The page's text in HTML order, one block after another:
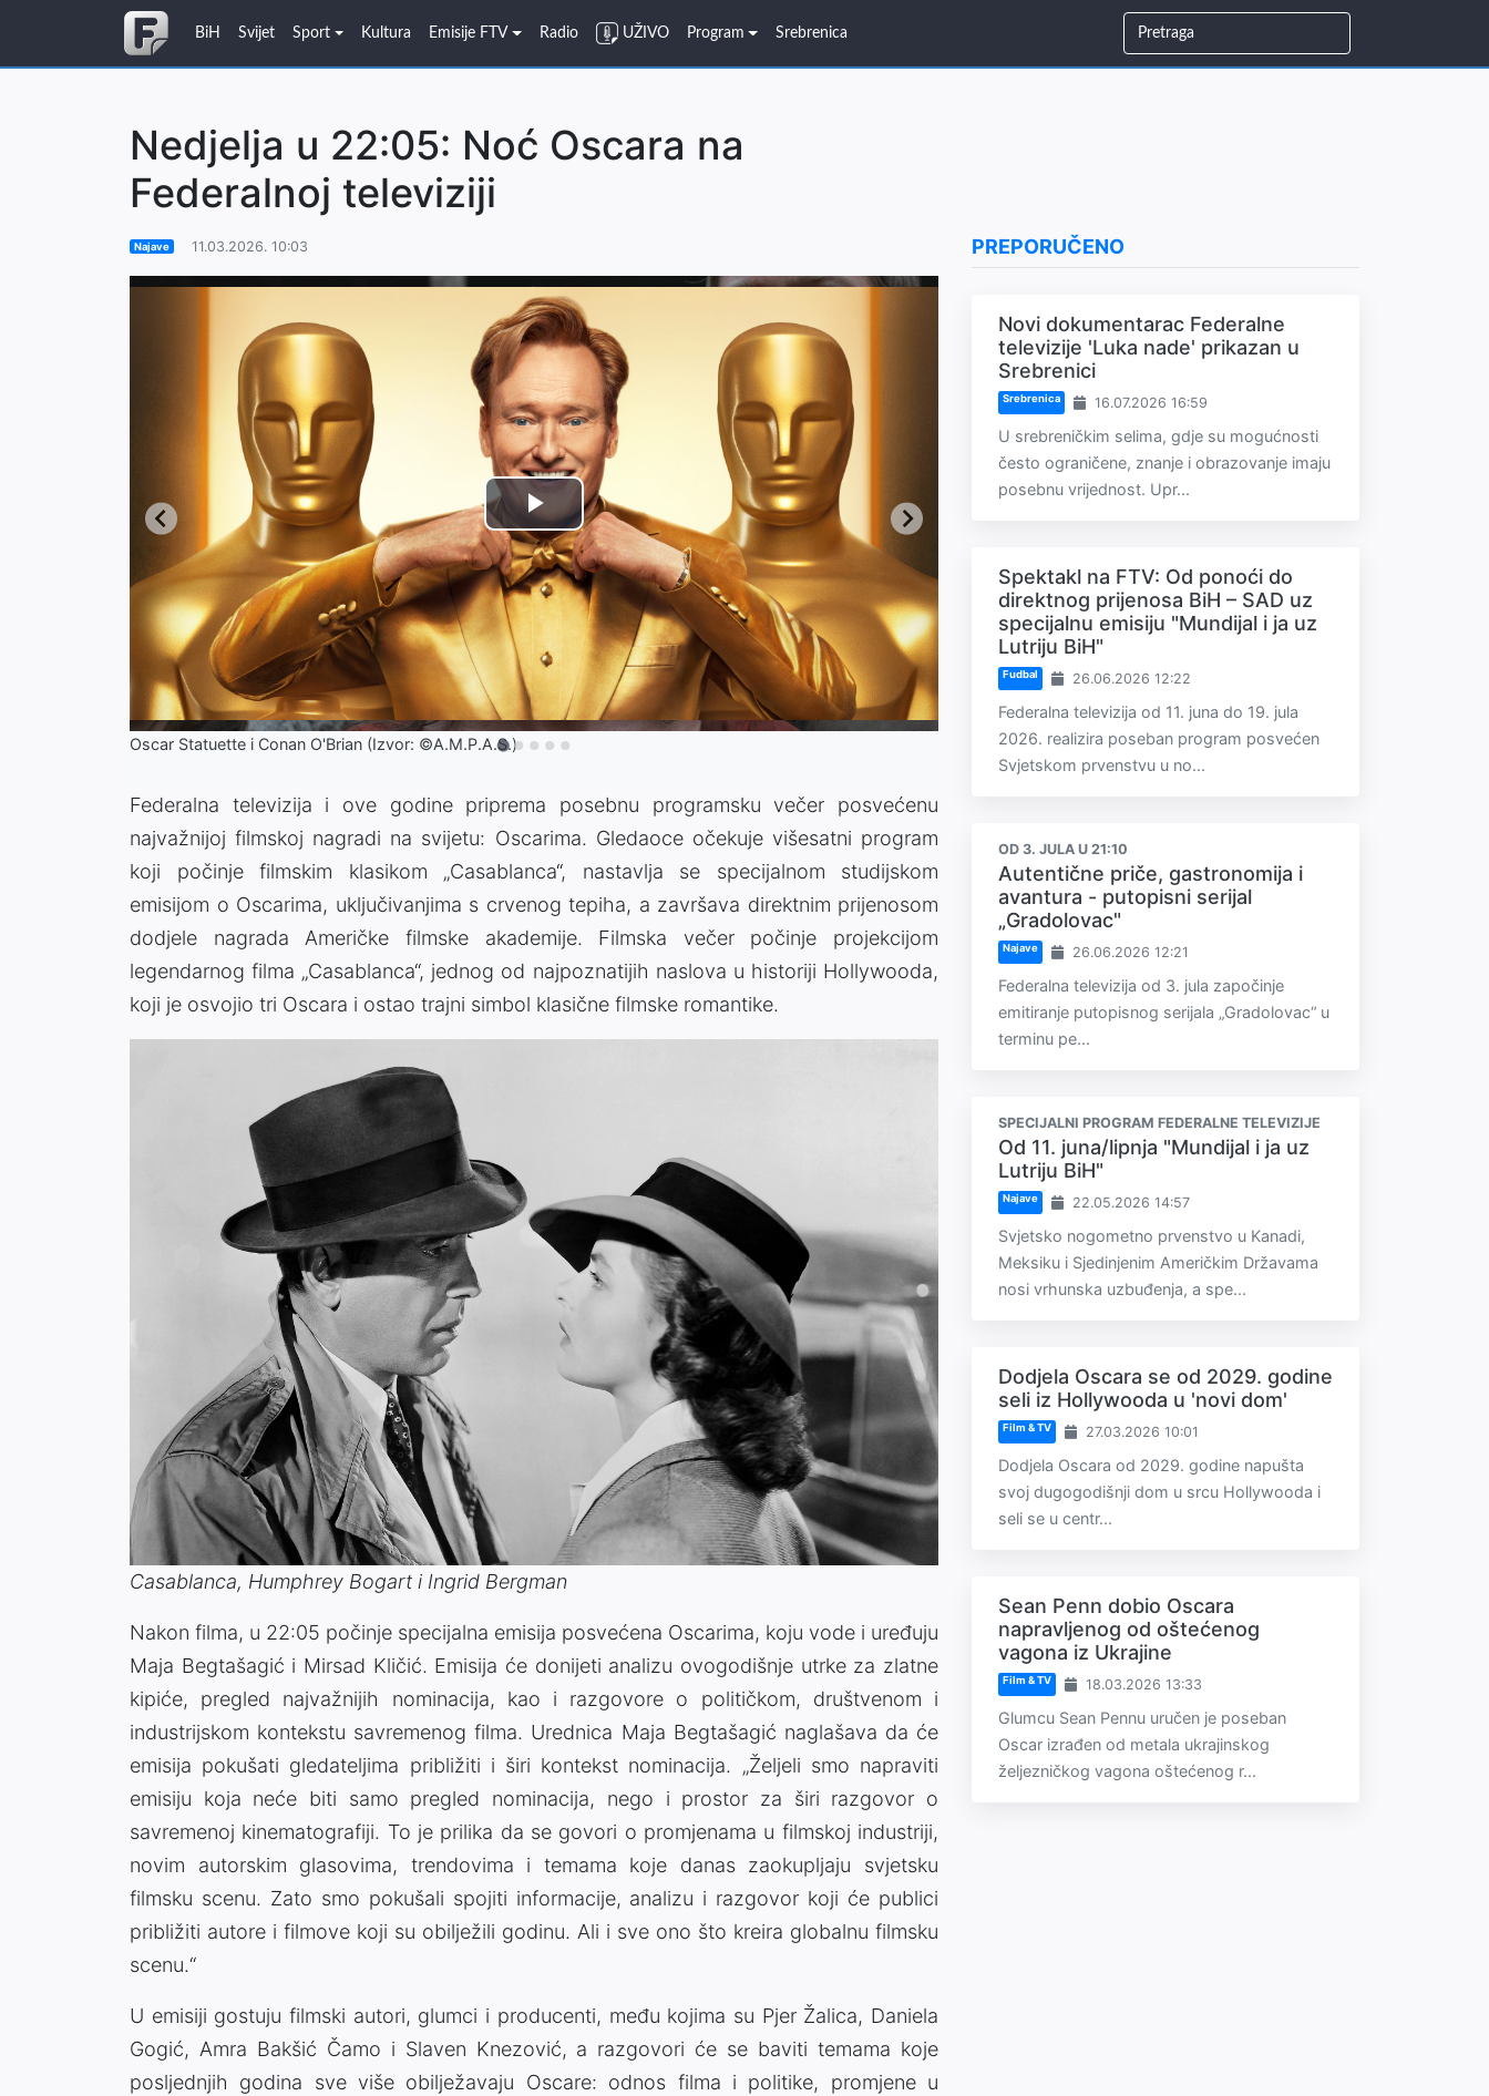
BiH Svijet Sport Kultura Emisije FTV Radio UŽIVO Program Srebrenica
Nedjelja u 22:05: Noć Oscara na
Federalnoj televiziji
Najave 11.03.2026. 10:03
Oscar Statuette i Conan O'Brian (Izvor: ©A.M.P.A.S.)
Play
Video
Federalna televizija i ove godine priprema posebnu programsku večer posvećenu
najvažnijoj filmskoj nagradi na svijetu: Oscarima. Gledaoce očekuje višesatni program
koji počinje filmskim klasikom „Casablanca“, nastavlja se specijalnom studijskom
emisijom o Oscarima, uključivanjima s crvenog tepiha, a završava direktnim prijenosom
dodjele nagrada Američke filmske akademije. Filmska večer počinje projekcijom
legendarnog filma „Casablanca“, jednog od najpoznatijih naslova u historiji Hollywooda,
koji je osvojio tri Oscara i ostao trajni simbol klasične filmske romantike.
Casablanca, Humphrey Bogart i Ingrid Bergman
Nakon filma, u 22:05 počinje specijalna emisija posvećena Oscarima, koju vode i uređuju
Maja Begtašagić i Mirsad Kličić. Emisija će donijeti analizu ovogodišnje utrke za zlatne
kipiće, pregled najvažnijih nominacija, kao i razgovore o političkom, društvenom i
industrijskom kontekstu savremenog filma. Urednica Maja Begtašagić naglašava da će
emisija pokušati gledateljima približiti i širi kontekst nominacija. „Željeli smo napraviti
emisiju koja neće biti samo pregled nominacija, nego i prostor za širi razgovor o
savremenoj kinematografiji. To je prilika da se govori o promjenama u filmskoj industriji,
novim autorskim glasovima, trendovima i temama koje danas zaokupljaju svjetsku
filmsku scenu. Zato smo pokušali spojiti informacije, analizu i razgovor koji će publici
približiti autore i filmove koji su obilježili godinu. Ali i sve ono što kreira globalnu filmsku
scenu.“
U emisiji gostuju filmski autori, glumci i producenti, među kojima su Pjer Žalica, Daniela
Gogić, Amra Bakšić Čamo i Slaven Knezović, a razgovori će se baviti temama koje
posljednjih godina sve više obilježavaju Oscare: odnos filma i politike, promjene u
PREPORUČENO
Novi dokumentarac Federalne
televizije 'Luka nade' prikazan u
Srebrenici
Srebrenica 16.07.2026 16:59
U srebreničkim selima, gdje su mogućnosti
često ograničene, znanje i obrazovanje imaju
posebnu vrijednost. Upr...
Spektakl na FTV: Od ponoći do
direktnog prijenosa BiH – SAD uz
specijalnu emisiju "Mundijal i ja uz
Lutriju BiH"
Fudbal 26.06.2026 12:22
Federalna televizija od 11. juna do 19. jula
2026. realizira poseban program posvećen
Svjetskom prvenstvu u no...
OD 3. JULA U 21:10
Autentične priče, gastronomija i
avantura - putopisni serijal
„Gradolovac"
Najave 26.06.2026 12:21
Federalna televizija od 3. jula započinje
emitiranje putopisnog serijala „Gradolovac“ u
terminu pe...
SPECIJALNI PROGRAM FEDERALNE TELEVIZIJE
Od 11. juna/lipnja "Mundijal i ja uz
Lutriju BiH"
Najave 22.05.2026 14:57
Svjetsko nogometno prvenstvo u Kanadi,
Meksiku i Sjedinjenim Američkim Državama
nosi vrhunska uzbuđenja, a spe...
Dodjela Oscara se od 2029. godine
seli iz Hollywooda u 'novi dom'
Film & TV 27.03.2026 10:01
Dodjela Oscara od 2029. godine napušta
svoj dugogodišnji dom u srcu Hollywooda i
seli se u centr...
Sean Penn dobio Oscara
napravljenog od oštećenog
vagona iz Ukrajine
Film & TV 18.03.2026 13:33
Glumcu Sean Pennu uručen je poseban
Oscar izrađen od metala ukrajinskog
željezničkog vagona oštećenog r...